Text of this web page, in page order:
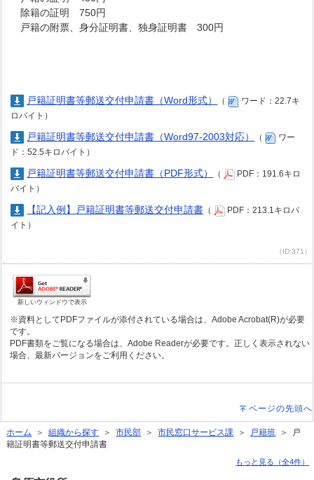
除籍の証明 750円
戸籍の附票、身分証明書、独身証明書 300円
戸籍証明書等郵送交付申請書（Word形式） （
ワード：22.7キ
ロバイト）
戸籍証明書等郵送交付申請書（Word97-2003対応） （
ワー
ド：52.5キロバイト）
戸籍証明書等郵送交付申請書（PDF形式） （
PDF：191.6キロ
バイト）
【記入例】戸籍証明書等郵送交付申請書 （
PDF：213.1キロバ
イト）
（ID:371）
新しいウィンドウで表示
※資料としてPDFファイルが添付されている場合は、Adobe Acrobat(R)が必要
です。
PDF書類をご覧になる場合は、Adobe Readerが必要です。正しく表示されない
場合、最新バージョンをご利用ください。
ページの先頭へ
ホーム ＞組織から探す ＞市民部 ＞市民窓口サービス課 ＞ 戸籍班 ＞ 戸
籍証明書等郵送交付申請書
もっと見る（全4件）